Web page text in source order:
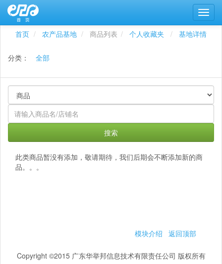
首页 农产品基地 商品列表 基地详情
个人收藏夹
分类： 全部
搜索
此类商品暂没有添加，敬请期待，我们后期会不断添加新的商
品。。。
模块介绍 返回顶部
Copyright ©2015 广东华举邦信息技术有限责任公司 版权所有